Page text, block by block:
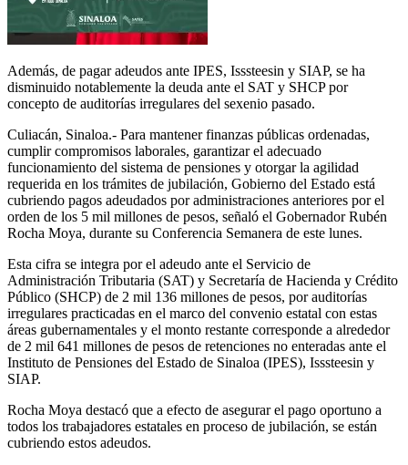
Además, de pagar adeudos ante IPES, Isssteesin y SIAP, se ha
disminuido notablemente la deuda ante el SAT y SHCP por
concepto de auditorías irregulares del sexenio pasado.
Culiacán, Sinaloa.- Para mantener finanzas públicas ordenadas,
cumplir compromisos laborales, garantizar el adecuado
funcionamiento del sistema de pensiones y otorgar la agilidad
requerida en los trámites de jubilación, Gobierno del Estado está
cubriendo pagos adeudados por administraciones anteriores por el
orden de los 5 mil millones de pesos, señaló el Gobernador Rubén
Rocha Moya, durante su Conferencia Semanera de este lunes.
Esta cifra se integra por el adeudo ante el Servicio de
Administración Tributaria (SAT) y Secretaría de Hacienda y Crédito
Público (SHCP) de 2 mil 136 millones de pesos, por auditorías
irregulares practicadas en el marco del convenio estatal con estas
áreas gubernamentales y el monto restante corresponde a alrededor
de 2 mil 641 millones de pesos de retenciones no enteradas ante el
Instituto de Pensiones del Estado de Sinaloa (IPES), Isssteesin y
SIAP.
Rocha Moya destacó que a efecto de asegurar el pago oportuno a
todos los trabajadores estatales en proceso de jubilación, se están
cubriendo estos adeudos.